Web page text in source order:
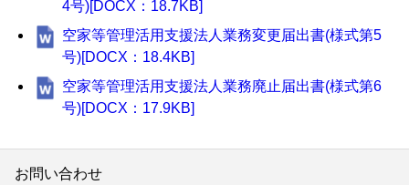
4号)[DOCX：18.7KB]
空家等管理活用支援法人業務変更届出書(様式第5
号)[DOCX：18.4KB]
空家等管理活用支援法人業務廃止届出書(様式第6
号)[DOCX：17.9KB]
お問い合わせ